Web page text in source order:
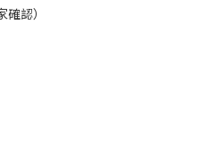
確認）